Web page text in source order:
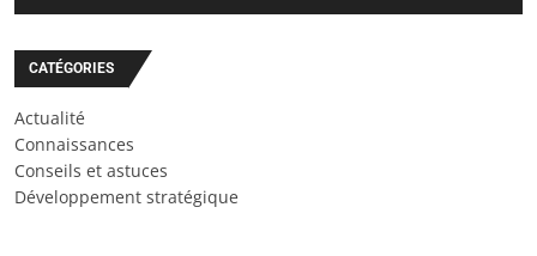
CATÉGORIES
Actualité
Connaissances
Conseils et astuces
Développement stratégique